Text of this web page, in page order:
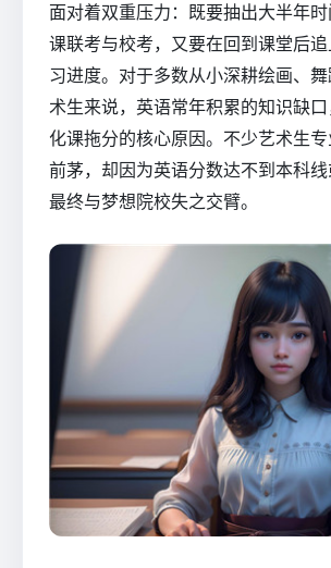
面对着双重压力：既要抽出大半年
课联考与校考，又要在回到课堂后
习进度。对于多数从小深耕绘画、
术生来说，英语常年积累的知识缺
化课拖分的核心原因。不少艺术生专
前茅，却因为英语分数达不到本科线
最终与梦想院校失之交臂。